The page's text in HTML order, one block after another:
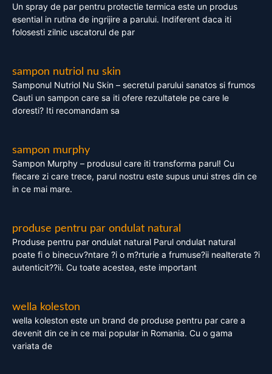
Un spray de par pentru protectie termica este un produs
esential in rutina de ingrijire a parului. Indiferent daca iti
folosesti zilnic uscatorul de par
sampon nutriol nu skin
Samponul Nutriol Nu Skin – secretul parului sanatos si frumos
Cauti un sampon care sa iti ofere rezultatele pe care le
doresti? Iti recomandam sa
sampon murphy
Sampon Murphy – produsul care iti transforma parul! Cu
fiecare zi care trece, parul nostru este supus unui stres din ce
in ce mai mare.
produse pentru par ondulat natural
Produse pentru par ondulat natural Parul ondulat natural
poate fi o binecuv?ntare ?i o m?rturie a frumuse?ii nealterate ?i
autenticit??ii. Cu toate acestea, este important
wella koleston
wella koleston este un brand de produse pentru par care a
devenit din ce in ce mai popular in Romania. Cu o gama
variata de